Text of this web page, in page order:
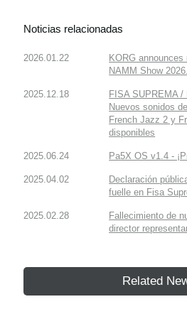
Noticias relacionadas
2026.01.22
KORG
NAMM Show 2026.
2025.12.18
FISA SUPREMA
Nuevos sonidos
French Jazz 2 y
disponibles
2025.06.24 Pa5X OS v1.4 -
2025.04.02
Declaración
fuelle en Fisa
2025.02.28
Fallecimiento de
director
Related